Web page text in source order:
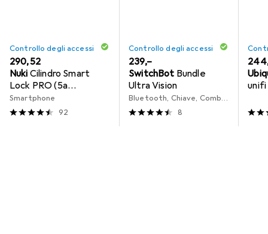
Controllo degli accessi
EUR
290,52
Nuki Cilindro Smart
Lock PRO (5a
generazione) UE
Smartphone
92
Controllo degli accessi
EUR
239,–
SwitchBot Bundle
Ultra Vision
Bluetooth, Chiave, Combinazione numerica elettronica, Impronta, Riconoscimento del volto, Scheda chiave
8
EUR